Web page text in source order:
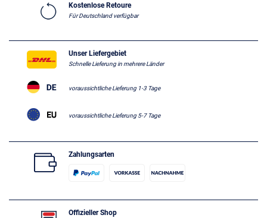
Kostenlose Retoure
Für Deutschland verfügbar
Unser Liefergebiet
Schnelle Lieferung in mehrere Länder
voraussichtliche Lieferung 1-3 Tage
voraussichtliche Lieferung 5-7 Tage
Zahlungsarten
Offizieller Shop